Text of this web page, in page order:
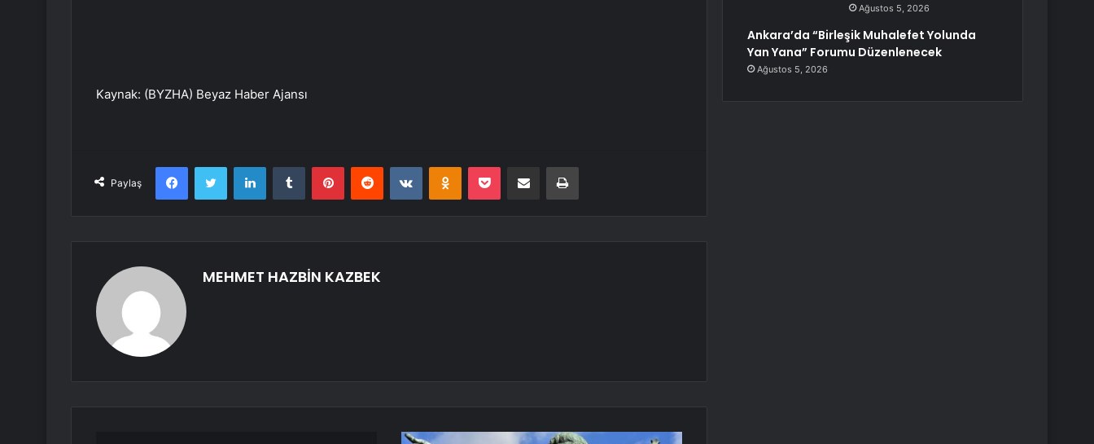
Kaynak: (BYZHA) Beyaz Haber Ajansı
Paylaş
FacebookTwitter LinkedInTumblr PinterestReddit VKontakteOdnoklassniki
Pocket E-Posta ile paylaş Yazdır
MEHMET HAZBİN KAZBEK
Ağustos 5, 2026
Ankara’da “Birleşik Muhalefet Yolunda
Yan Yana” Forumu Düzenlenecek
Ağustos 5, 2026